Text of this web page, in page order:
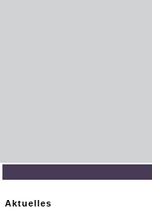
Aktuelles